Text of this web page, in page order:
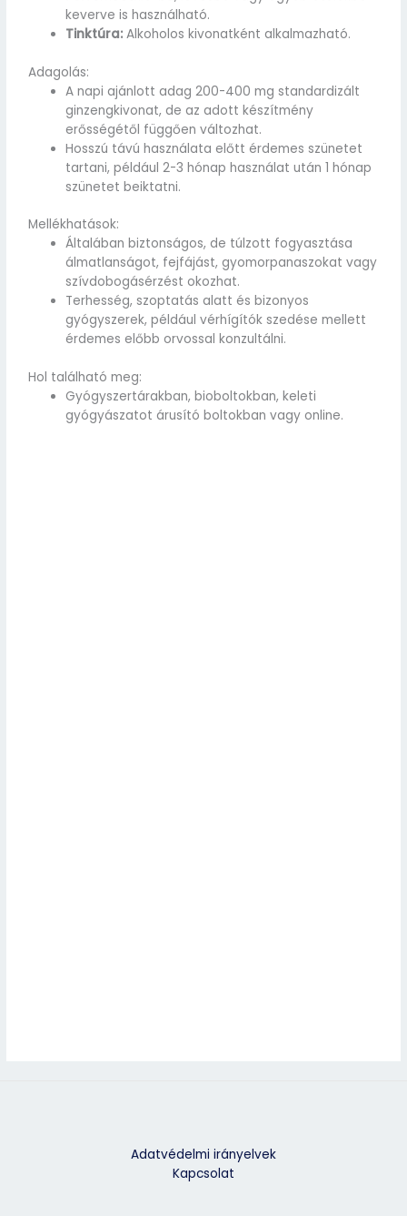
keverve is használható.
Tinktúra: Alkoholos kivonatként alkalmazható.
Adagolás:
A napi ajánlott adag 200-400 mg standardizált
ginzengkivonat, de az adott készítmény
erősségétől függően változhat.
Hosszú távú használata előtt érdemes szünetet
tartani, például 2-3 hónap használat után 1 hónap
szünetet beiktatni.
Mellékhatások:
Általában biztonságos, de túlzott fogyasztása
álmatlanságot, fejfájást, gyomorpanaszokat vagy
szívdobogásérzést okozhat.
Terhesség, szoptatás alatt és bizonyos
gyógyszerek, például vérhígítók szedése mellett
érdemes előbb orvossal konzultálni.
Hol található meg:
Gyógyszertárakban, bioboltokban, keleti
gyógyászatot árusító boltokban vagy online.
Adatvédelmi irányelvek
Kapcsolat